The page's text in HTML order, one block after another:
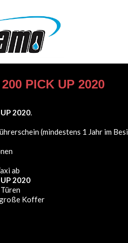
PICK UP 2020
2020.
(mindestens 1 Jahr im
ab
2020
große Koffer